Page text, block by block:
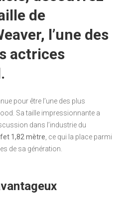
de
l’une des
actrices
pour être l’une des plus
Sa taille impressionnante a
dans l’industrie du
1,82 mètre , ce qui la place parmi
de sa génération.